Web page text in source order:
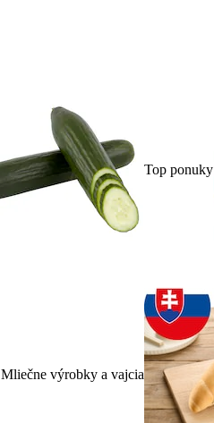
Top ponuky
Mliečne výrobky a vajcia